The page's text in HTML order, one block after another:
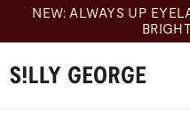
content
NEW: ALWAYS UP